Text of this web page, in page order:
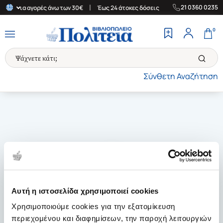
Αυτή η ιστοσελίδα χρησιμοποιεί cookies
Χρησιμοποιούμε cookies για την εξατομίκευση
περιεχομένου και διαφημίσεων, την παροχή λειτουργιών
για αγορές άνω των 30€ Έως 24 άτοκες δόσεις | Δωρεάν
21 0360 0235
Σύνθετη Αναζήτηση
0